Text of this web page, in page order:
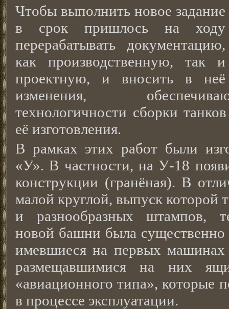
Чтобы выполнить новое задание
в срок пришлось на ходу
перерабатывать документацию,
как производственную, так и
проектную, и вносить в неё
изменения,
технологичности сборки
её изготовления.
В рамках этих работ были
«У». В частности, на У-18
конструкции (гранёная). В
малой круглой, выпуск которой
и разнообразных штампов,
новой башни была
имевшиеся на первых машинах
размещавшимися на них
«авиационного типа», которые
в процессе эксплуатации.